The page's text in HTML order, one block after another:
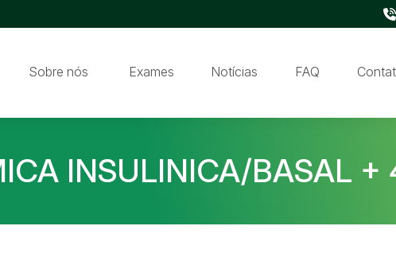
Sobre nós Exames Notícias FAQ
INSULINICA/BASAL +